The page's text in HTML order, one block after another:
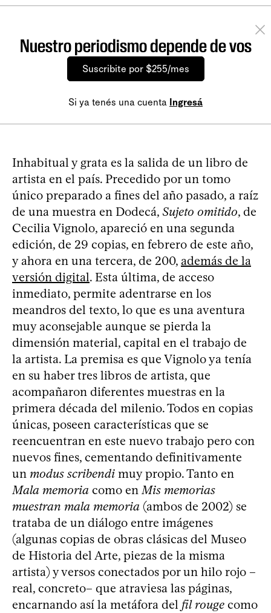
Nuestro periodismo depende de vos
Suscribite por $255/mes
Si ya tenés una cuenta Ingresá
Inhabitual y grata es la salida de un libro de
artista en el país. Precedido por un tomo
único preparado a fines del año pasado, a raíz
de una muestra en Dodecá, Sujeto omitido, de
Cecilia Vignolo, apareció en una segunda
edición, de 29 copias, en febrero de este año,
y ahora en una tercera, de 200, además de la
versión digital. Esta última, de acceso
inmediato, permite adentrarse en los
meandros del texto, lo que es una aventura
muy aconsejable aunque se pierda la
dimensión material, capital en el trabajo de
la artista. La premisa es que Vignolo ya tenía
en su haber tres libros de artista, que
acompañaron diferentes muestras en la
primera década del milenio. Todos en copias
únicas, poseen características que se
reencuentran en este nuevo trabajo pero con
nuevos fines, cementando definitivamente
un modus scribendi muy propio. Tanto en
Mala memoria como enMis memorias
muestran mala memoria (ambos de 2002) se
trataba de un diálogo entre imágenes
(algunas copias de obras clásicas del Museo
de Historia del Arte, piezas de la misma
artista) y versos conectados por un hilo rojo –
real, concreto– que atraviesa las páginas,
encarnando así la metáfora del fil rouge como